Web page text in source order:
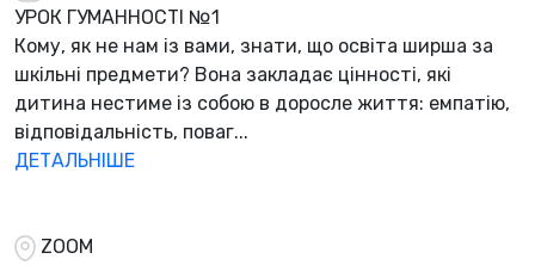
УРОК ГУМАННОСТІ №1
Кому, як не нам із вами, знати, що освіта ширша за
шкільні предмети? Вона закладає цінності, які
дитина нестиме із собою в доросле життя: емпатію,
відповідальність, поваг...
ДЕТАЛЬНІШЕ
ZOOM